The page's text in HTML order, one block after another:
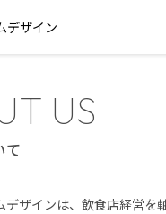
US
て
ザインは、飲食店経営を軸